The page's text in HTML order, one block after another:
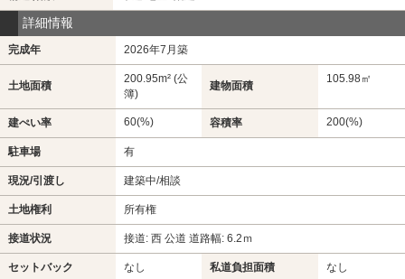
詳細情報
完成年 2026年7月築
土地面積
200.95m² (公
簿)
建物面積
105.98㎡
建ぺい率 60(%) 容積率 200(%)
駐車場 有
現況/引渡し 建築中/相談
土地権利 所有権
接道状況 接道: 西 公道 道路幅: 6.2ｍ
セットバック なし 私道負担面積 なし